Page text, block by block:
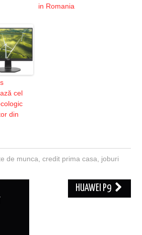
in Romania
cel
din
de munca credit prima casa joburi
HUAWEI P9